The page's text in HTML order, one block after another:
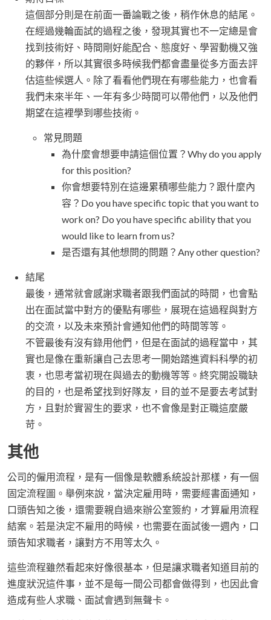
這個部分則是在前面一番論戰之後，稍作休息的結尾。
在經過幾輪面試的過程之後，發現其實也不一定總是會
找到技術好、時間剛好能配合、態度好、學習動機又強
的夥伴，所以其實很多時候我們都會盡量從多方面去評
估這些候選人。除了看看他們現在有哪些能力，也會看
我們未來半年、一年有多少時間可以帶他們，以及他們
期望在這裡學到哪些技術。
常見問題
為什麼會想要申請這個位置？Why do you apply
for this position?
你會想要特別在這邊累積哪些能力？跟什麼內
容？Do you have specific topic that you want to
work on? Do you have specific ability that you
would like to learn from us?
是否還有其他想問的問題？Any other question?
結尾
最後，通常就會感謝求職者跟我們面試的時間，也會點
出在面試當中對方的優點有哪些，展現在這過程與對方
的交流，以及未來預計會通知他們的時間等等。
不管最後有沒有錄用他們，但是在面試的過程當中，其
實也是像在重新讓自己去思考一開始踏進資料科學的初
衷，也思考當初現在與過去的動機等等。終究開設職缺
的目的，也是希望找到好隊友，目的並不是要去考試對
方，且對於實習生的要求，也不會像是對正職這麼嚴
苛。
其他
公司的僱用流程，是有一個像是軟體系統設計那樣，有一個
固定流程圖。舉例來說，當決定雇用時，需要經書面通知，
口頭告知之後，還需要親自過來辦公室簽約，才算雇用流程
結案。若是決定不雇用的時候，也需要在面試後一週內，口
頭告知求職者，讓對方不用等太久。
這些流程雖然看起來好像很基本，但是讓求職者知道目前的
進度狀況這件事，並不是每一間公司都會做得到，也因此會
造成有些人求職、面試會遇到無聲卡。